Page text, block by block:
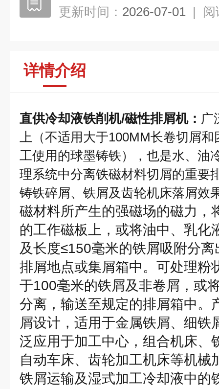
更新时间： 2026-07-01 | 阅
详情介绍
直供冷却液铁削机/磁性排屑机： 广
上（不适用大于100MM长卷切屑
工使用的球墨铸铁），也是水、油
理系统中分离铁磁材料切屑的重要
铸铁碎屑、铁屑及齿轮机床落屑效
磁材料所产生的强磁场的磁力，
的工作磁板上，或将油中、乳化
及长度≤150毫米的铁屑吸附分
排屑地点或集屑箱中。可处理粉
于100毫米的铁屑及非卷屑，或
分离，输送至规定的排屑箱中。
屑设计，适用于金属铁屑、细铁
泛应用于加工中心，组合机床、
自动车床、齿轮加工机床等机械
铁屑运输及湿式加工冷却液中的